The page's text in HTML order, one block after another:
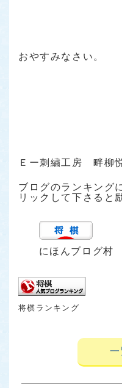
おやすみなさい。
Ｅー刺繍工房 畔柳
ブログのランキング
リックして下さると
にほんブログ村
将棋ランキング
一